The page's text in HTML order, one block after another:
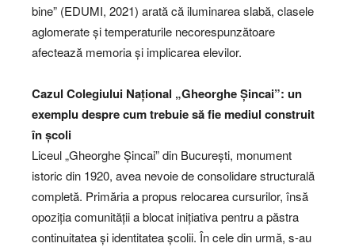
bine” (EDUMI, 2021) arată că iluminarea slabă, clasele
aglomerate și temperaturile necorespunzătoare
afectează memoria și implicarea elevilor.
Cazul Colegiului Național „Gheorghe Șincai”: un
exemplu despre cum trebuie să fie mediul construit
în școli
Liceul „Gheorghe Șincai” din București, monument
istoric din 1920, avea nevoie de consolidare structurală
completă. Primăria a propus relocarea cursurilor, însă
opoziția comunității a blocat inițiativa pentru a păstra
continuitatea și identitatea școlii. În cele din urmă, s-au